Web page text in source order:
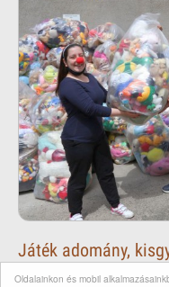
Oldalainkon és mobil
Játék adomány,
támogatása